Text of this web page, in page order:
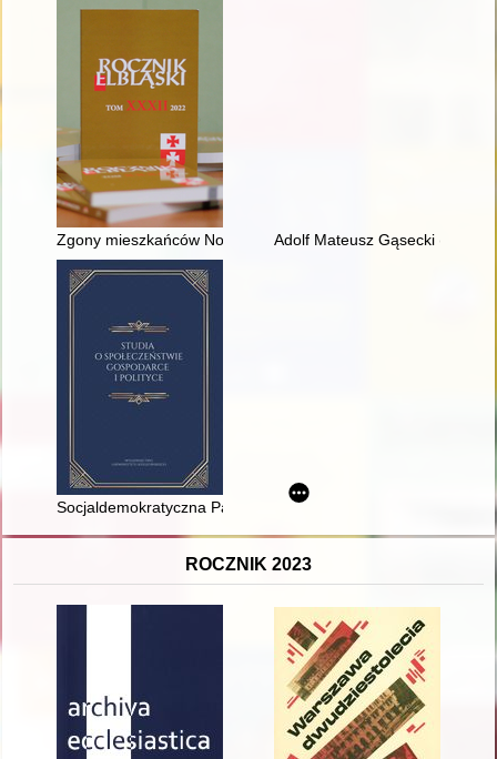
Zgony mieszkańców Nowego Dworu Gdańskiego i okolic
Adolf Mateusz Gąsecki (1868-
Socjaldemokratyczna Partia Niemiec wobec rozwoju Wspólnot
ROCZNIK 2023